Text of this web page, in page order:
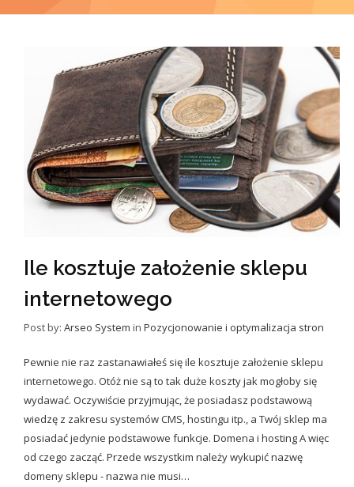
Ile kosztuje założenie sklepu
internetowego
Post by: Arseo System in Pozycjonowanie i optymalizacja stron
Pewnie nie raz zastanawiałeś się ile kosztuje założenie sklepu
internetowego. Otóż nie są to tak duże koszty jak mogłoby się
wydawać. Oczywiście przyjmując, że posiadasz podstawową
wiedzę z zakresu systemów CMS, hostingu itp., a Twój sklep ma
posiadać jedynie podstawowe funkcje. Domena i hosting A więc
od czego zacząć. Przede wszystkim należy wykupić nazwę
domeny sklepu - nazwa nie musi…